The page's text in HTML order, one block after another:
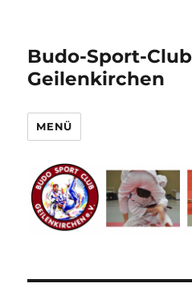
Budo-Sport-Club
Geilenkirchen
MENÜ